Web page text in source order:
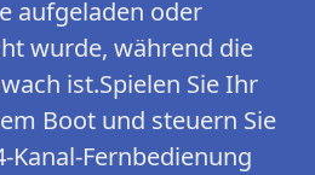
aufgeladen oder
wurde, während die
ist.Spielen Sie Ihr
Boot und steuern Sie
Kanal-Fernbedienung